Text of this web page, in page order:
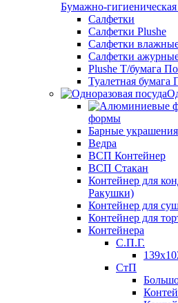
Бумажно-
Салфетки
Салфетки Plushe
Салфетки
Салфетки
Plushe Т/бумага
Туалетная бумага
формы
Барные украшения
Ведра
ВСП Контейнер
ВСП Стакан
Контейнер для
Ракушки)
Контейнер для
Контейнер для
Контейнера
С.П.Г.
СтП